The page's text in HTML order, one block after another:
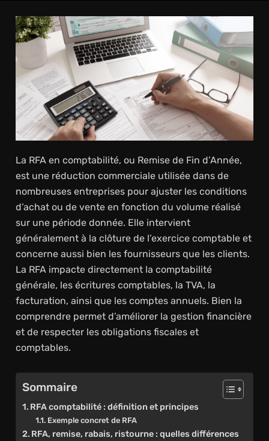
La RFA en comptabilité, ou Remise de Fin d’Année,
est une réduction commerciale utilisée dans de
nombreuses entreprises pour ajuster les conditions
d’achat ou de vente en fonction du volume réalisé
sur une période donnée. Elle intervient
généralement à la clôture de l’exercice comptable et
concerne aussi bien les fournisseurs que les clients.
La RFA impacte directement la comptabilité
générale, les écritures comptables, la TVA, la
facturation, ainsi que les comptes annuels. Bien la
comprendre permet d’améliorer la gestion financière
et de respecter les obligations fiscales et
comptables.
Sommaire
RFA comptabilité : définition et principes
Exemple concret de RFA
RFA, remise, rabais, ristourne : quelles différences